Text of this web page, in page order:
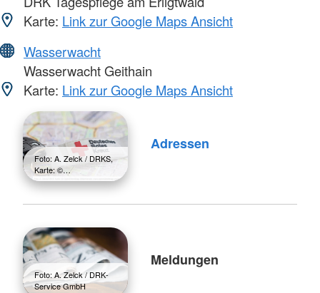
Karte: Link zur Google Maps Ansicht
Wasserwacht
Wasserwacht Geithain
Karte: Link zur Google Maps Ansicht
Foto: A. Zelck / DRKS,
Karte: ©…
Adressen
Foto: A. Zelck / DRK-
Service GmbH
Meldungen